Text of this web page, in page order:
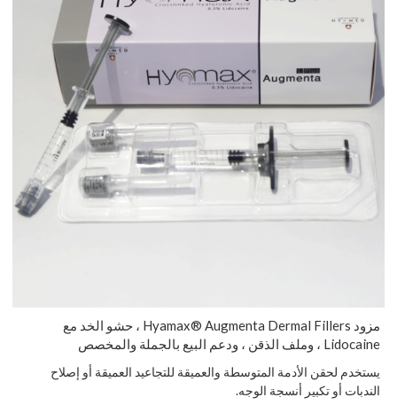
مزود Hyamax® Augmenta Dermal Fillers ، حشو الخد مع
Lidocaine ، وملف الذقن ، ودعم البيع بالجملة والمخصص
يستخدم لحقن الأدمة المتوسطة والعميقة للتجاعيد العميقة أو إصلاح
الندبات أو تكبير أنسجة الوجه.